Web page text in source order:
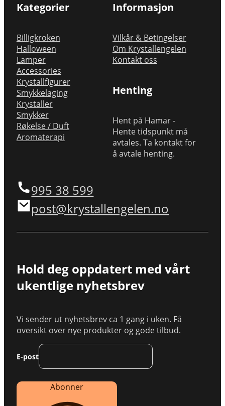
Kategorier
Billigkroken
Halloween
Lamper
Accessories
Krystallfigurer
Smykkelaging
Krystaller
Smykker
Røkelse / Duft
Aromaterapi
Informasjon
Vilkår & Betingelser
Om Krystallengelen
Kontakt oss
Henting
Hent på Hamar -
Hente tidspunkt må
avtales. Ta kontakt for
å avtale henting.
995 38 599
post@krystallengelen.no
Hold deg oppdatert med vårt
ukentlige nyhetsbrev
Vi sender ut nyhetsbrev ca 1 gang i uken. Få
oversikt over nye produkter og gode tilbud.
E-post
Abonner